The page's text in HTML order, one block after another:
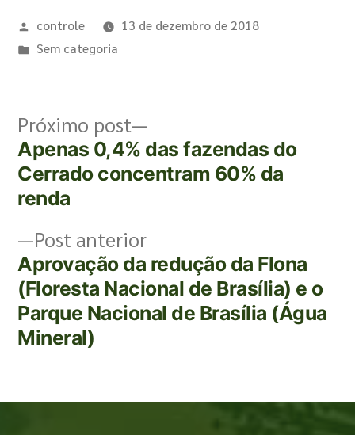
controle
13 de dezembro de 2018
Sem categoria
Post anterior
Aprovação da redução da Flona
(Floresta Nacional de Brasília) e o
Parque Nacional de Brasília (Água
Mineral)
Próximo post
Apenas 0,4% das fazendas do
Cerrado concentram 60% da
renda